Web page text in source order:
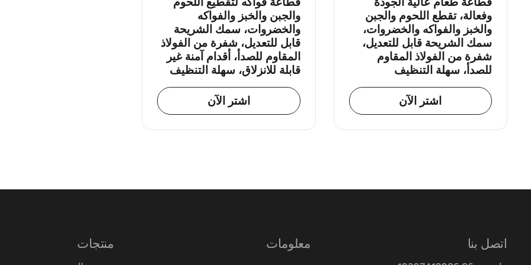
وفعالة، تقطع اللحوم والجبن
والخبز والفواكه والخضروات،
سمك الشريحة قابل للتعديل،
شفرة من الفولاذ المقاوم
للصدأ، سهلة التنظيف
اشتر الآن
والجبن والخبز والفواكه
والخضروات، سمك الشريحة
قابل للتعديل، شفرة من الفولاذ
المقاوم للصدأ، أقدام آمنة غير
قابلة للانزلاق، سهلة التنظيف
اشتر الآن
اتصل بنا معلومات منتجات